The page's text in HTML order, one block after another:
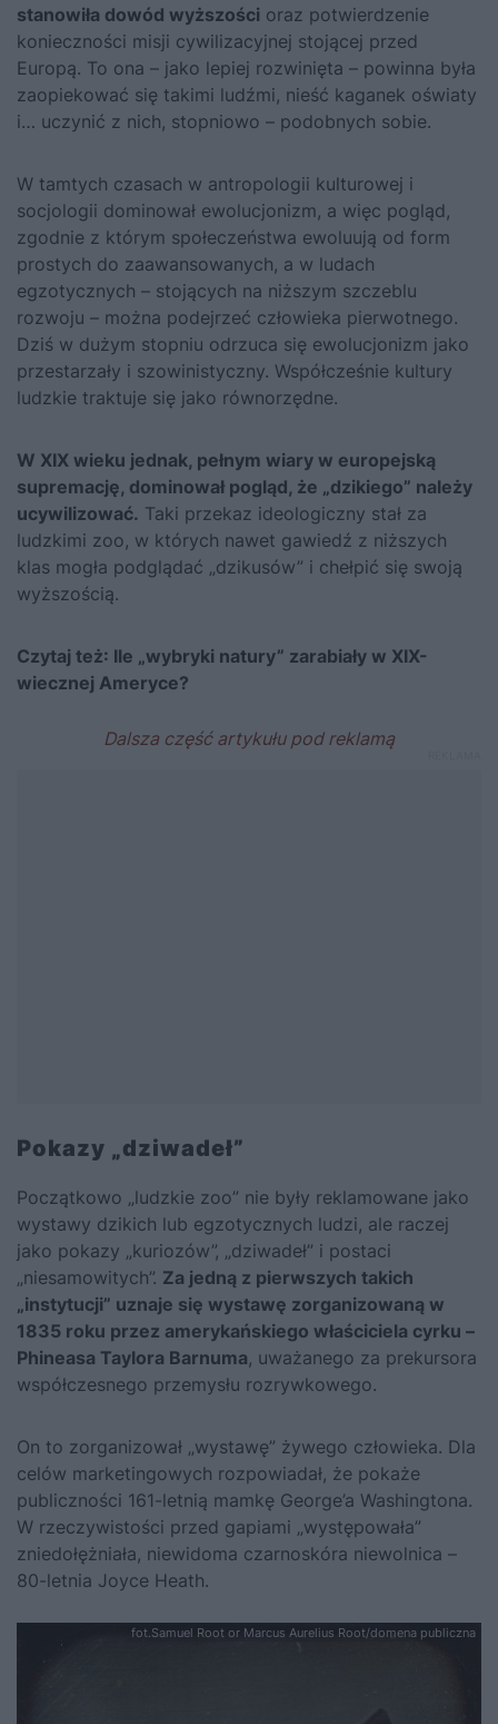
stanowiła dowód wyższości oraz potwierdzenie
konieczności misji cywilizacyjnej stojącej przed
Europą. To ona – jako lepiej rozwinięta – powinna była
zaopiekować się takimi ludźmi, nieść kaganek oświaty
i… uczynić z nich, stopniowo – podobnych sobie.
W tamtych czasach w antropologii kulturowej i
socjologii dominował ewolucjonizm, a więc pogląd,
zgodnie z którym społeczeństwa ewoluują od form
prostych do zaawansowanych, a w ludach
egzotycznych – stojących na niższym szczeblu
rozwoju – można podejrzeć człowieka pierwotnego.
Dziś w dużym stopniu odrzuca się ewolucjonizm jako
przestarzały i szowinistyczny. Współcześnie kultury
ludzkie traktuje się jako równorzędne.
W XIX wieku jednak, pełnym wiary w europejską
supremację, dominował pogląd, że „dzikiego” należy
ucywilizować. Taki przekaz ideologiczny stał za
ludzkimi zoo, w których nawet gawiedź z niższych
klas mogła podglądać „dzikusów” i chełpić się swoją
wyższością.
Czytaj też: Ile „wybryki natury” zarabiały w XIX-
wiecznej Ameryce?
Pokazy „dziwadeł”
Początkowo „ludzkie zoo” nie były reklamowane jako
wystawy dzikich lub egzotycznych ludzi, ale raczej
jako pokazy „kuriozów”, „dziwadeł” i postaci
„niesamowitych”. Za jedną z pierwszych takich
„instytucji” uznaje się wystawę zorganizowaną w
1835 roku przez amerykańskiego właściciela cyrku –
Phineasa Taylora Barnuma, uważanego za prekursora
współczesnego przemysłu rozrywkowego.
On to zorganizował „wystawę” żywego człowieka. Dla
celów marketingowych rozpowiadał, że pokaże
publiczności 161-letnią mamkę George’a Washingtona.
W rzeczywistości przed gapiami „występowała”
zniedołężniała, niewidoma czarnoskóra niewolnica –
80-letnia Joyce Heath.
fot.Samuel Root or Marcus Aurelius Root/domena publiczna